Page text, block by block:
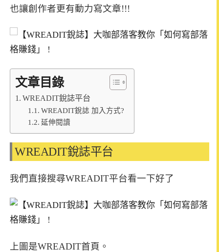
也讓創作者更有動力寫文章!!!
文章目錄
WREADIT銳誌平台
WREADIT銳誌 加入方式?
延伸閱讀
WREADIT銳誌平台
我們直接搜尋WREADIT平台看一下好了
上圖是WREADIT首頁。